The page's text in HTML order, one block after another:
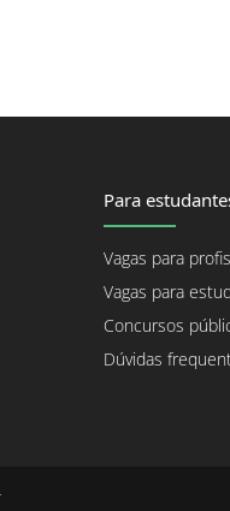
Para
Vagas para
Vagas para
Concursos
Dúvidas